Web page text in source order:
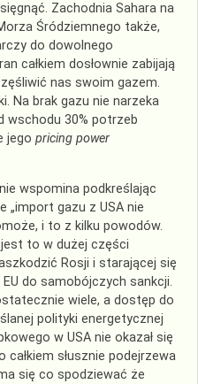
Zachodnia Sahara na
Śródziemnego także,
do dowolnego
całkiem dosłownie zabijają
nas swoim gazem.
Na brak gazu nie narzeka
wschodu 30% potrzeb
jego pricing power
wspomina podkreślając
„import gazu z USA nie
i to z kilku powodów.
to w dużej części
Rosji i starającej się
do samobójczych sankcji.
wiele, a dostęp do
polityki energetycznej
w USA nie okazał się
słusznie podejrzewa
się co spodziewać że